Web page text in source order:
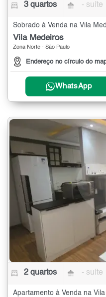
3 quartos - suíte
Sobrado à Venda na Vila
Vila Medeiros
Zona Norte - São Paulo
Endereço no círculo do
WhatsApp
2 quartos - suíte
Apartamento à Venda na